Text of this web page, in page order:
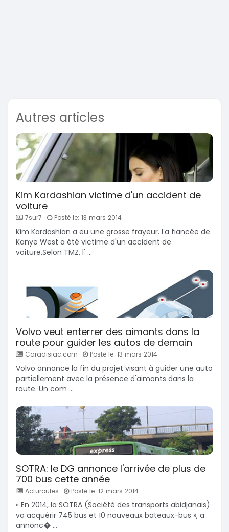
Autres articles
Kim Kardashian victime d'un accident de
voiture
7sur7 Posté le: 13 mars 2014
Kim Kardashian a eu une grosse frayeur. La fiancée de
Kanye West a été victime d'un accident de
voiture.Selon TMZ, l' ...
Volvo veut enterrer des aimants dans la
route pour guider les autos de demain
Caradisiac.com Posté le: 13 mars 2014
Volvo annonce la fin du projet visant à guider une auto
partiellement avec la présence d'aimants dans la
route. Un com ...
SOTRA: le DG annonce l'arrivée de plus de
700 bus cette année
Acturoutes Posté le: 12 mars 2014
« En 2014, la SOTRA (Société des transports abidjanais)
va acquérir 745 bus et 10 nouveaux bateaux-bus », a
annonc� ...